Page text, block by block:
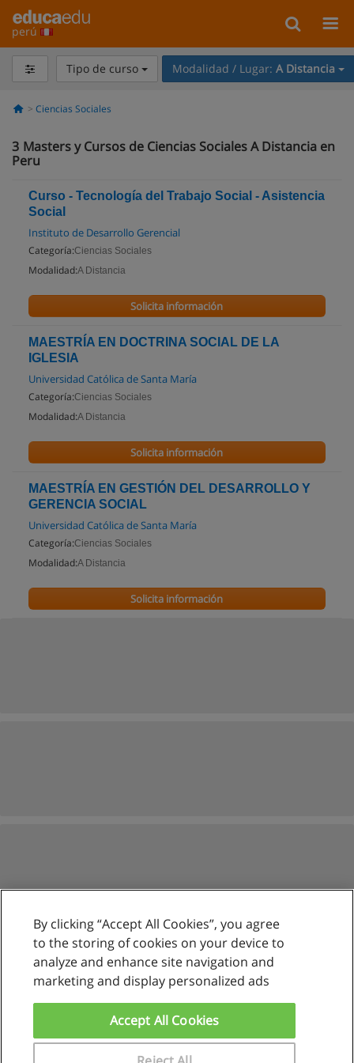
perú
Tipo de curso Modalidad / Lugar: A Distancia
Ciencias Sociales
3 Masters y Cursos de Ciencias Sociales A Distancia en
Peru
Curso - Tecnología del Trabajo Social - Asistencia
Social
Instituto de Desarrollo Gerencial
Categoría:Ciencias Sociales
Modalidad:A Distancia
Solicita información
MAESTRÍA EN DOCTRINA SOCIAL DE LA
IGLESIA
Universidad Católica de Santa María
Categoría:Ciencias Sociales
Modalidad:A Distancia
Solicita información
MAESTRÍA EN GESTIÓN DEL DESARROLLO Y
GERENCIA SOCIAL
Universidad Católica de Santa María
Categoría:Ciencias Sociales
Modalidad:A Distancia
Solicita información
Reglas de uso
Contactar con Educaedu
By clicking “Accept All Cookies”, you agree
to the storing of cookies on your device to
analyze and enhance site navigation and
marketing and display personalized ads
Accept All Cookies